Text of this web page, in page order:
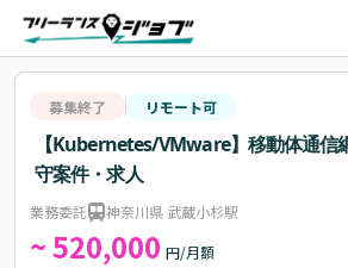
募集終了 リモート可
【Kubernetes/VMware】移動体通信
守案件・求人
業務委託 神奈川県 武蔵小杉駅
~ 520,000 円/月額